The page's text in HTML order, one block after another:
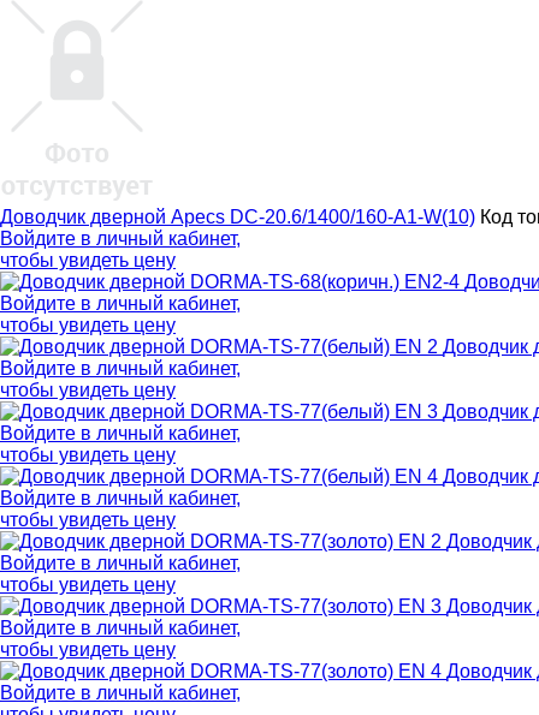
Доводчик дверной Apecs DC-20.6/1400/160-А1-W(10) Код
Войдите в личный кабинет,
чтобы увидеть цену
Войдите в личный кабинет,
чтобы увидеть цену
Доводчик
Войдите в личный кабинет,
чтобы увидеть цену
Доводчик
Войдите в личный кабинет,
чтобы увидеть цену
Доводчик
Войдите в личный кабинет,
чтобы увидеть цену
Доводчик
Войдите в личный кабинет,
чтобы увидеть цену
Доводчик
Войдите в личный кабинет,
чтобы увидеть цену
Доводчик
Войдите в личный кабинет,